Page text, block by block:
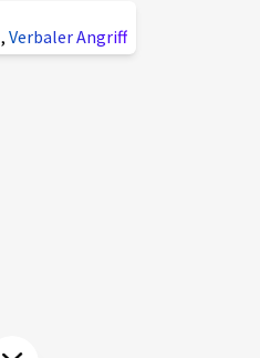
, Verbaler Angriff